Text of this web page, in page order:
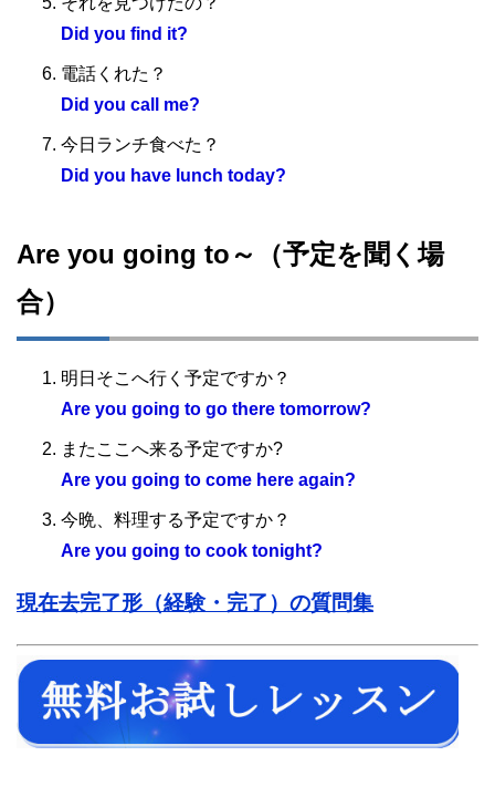
Did you find it?
電話くれた？
Did you call me?
今日ランチ食べた？
Did you have lunch today?
Are you going to～（予定を聞く場
合）
明日そこへ行く予定ですか？
Are you going to go there tomorrow?
またここへ来る予定ですか?
Are you going to come here again?
今晩、料理する予定ですか？
Are you going to cook tonight?
現在去完了形（経験・完了）の質問集